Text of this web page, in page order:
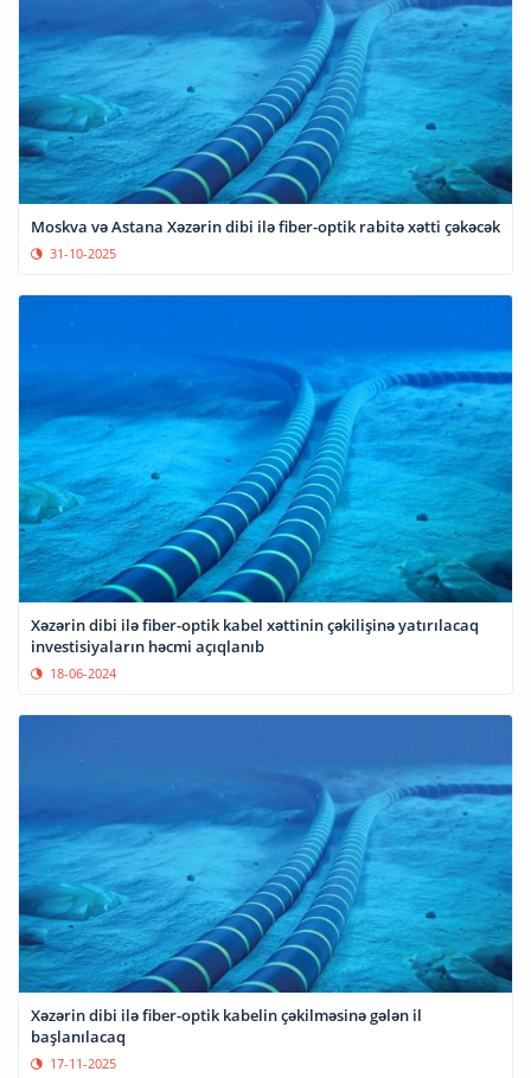
Moskva və Astana Xəzərin dibi ilə fiber-optik rabitə xətti çəkəcək
31-10-2025
Xəzərin dibi ilə fiber-optik kabel xəttinin çəkilişinə yatırılacaq
investisiyaların həcmi açıqlanıb
18-06-2024
Xəzərin dibi ilə fiber-optik kabelin çəkilməsinə gələn il
başlanılacaq
17-11-2025